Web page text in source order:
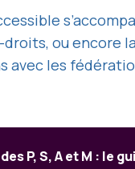
ou
les
P, S, A et M : le